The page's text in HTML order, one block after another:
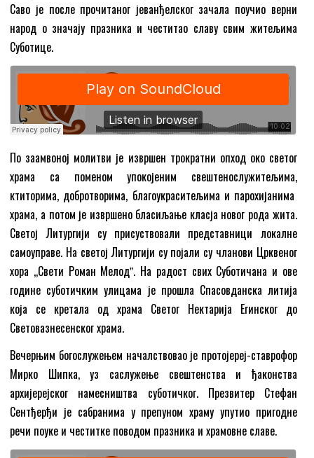
Саво је после прочитаног јеванђелског зачала поучио верни
народ о значају празника и честитао славу свим житељима
Суботице.
По заамвоној молитви је извршен трократни опход око светог
храма са поменом упокојеним свештенослужитељима,
ктиторима, добротворима, благоукраситељима и парохијанима
храма, а потом је извршено бласиљање класја новог рода жита.
Светој Литургији су присуствовали представници локалне
самоуправе. На светој Литургији су појали су чланови Црквеног
хора ,,Свети Роман Мелодˮ. На радост свих Суботичана и ове
године суботичким улицама је прошла Спасовданска литија
која се кретала од храма Светог Нектарија Егинског до
Световазнесенског храма.
Вечерњим богослужењем началствовао је протојереј-ставрофор
Мирко Шипка, уз саслужење свештенства и ђаконства
архијерејског намесништва суботичког. Презвитер Стефан
Сентђерђи је сабранима у препуном храму упутио пригодне
речи поуке и честитке поводом празника и храмовне славе.